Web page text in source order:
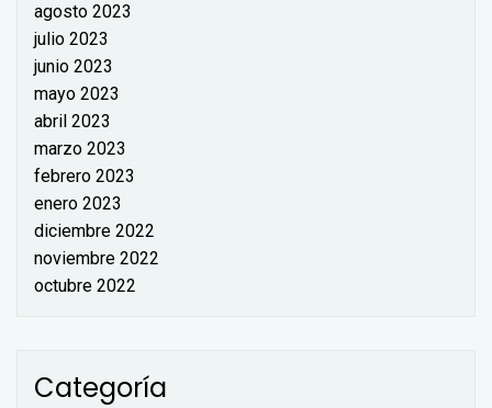
agosto 2023
julio 2023
junio 2023
mayo 2023
abril 2023
marzo 2023
febrero 2023
enero 2023
diciembre 2022
noviembre 2022
octubre 2022
Categoría